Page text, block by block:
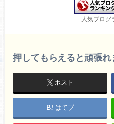
人気ブログ
押してもらえると頑張れ
ポスト
はてブ